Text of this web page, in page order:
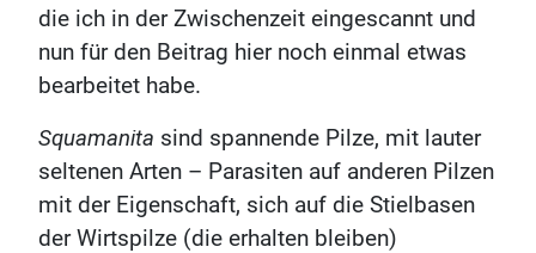
die ich in der Zwischenzeit eingescannt und
nun für den Beitrag hier noch einmal etwas
bearbeitet habe.
Squamanita sind spannende Pilze, mit lauter
seltenen Arten – Parasiten auf anderen Pilzen
mit der Eigenschaft, sich auf die Stielbasen
der Wirtspilze (die erhalten bleiben)